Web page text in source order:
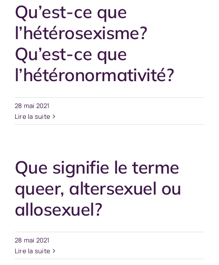
Qu’est-ce que
l’hétérosexisme?
Qu’est-ce que
l’hétéronormativité?
28 mai 2021
Lire la suite
Que signifie le terme
queer, altersexuel ou
allosexuel?
28 mai 2021
Lire la suite